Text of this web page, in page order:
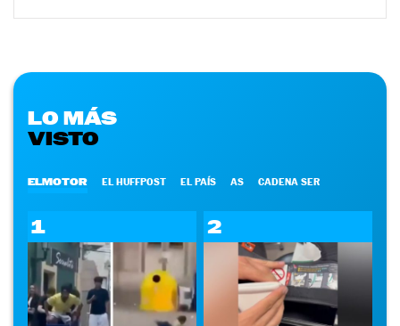
LO MÁS
VISTO
ELMOTOR EL HUFFPOST EL PAÍS AS CADENA SER
1 2